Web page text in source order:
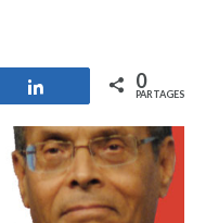
Partagez 0
PARTAGES